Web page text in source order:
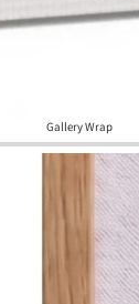
Gallery Wrap